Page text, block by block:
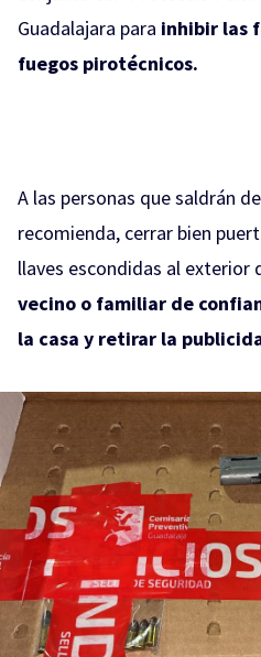
Guadalajara para inhibir las
fuegos pirotécnicos.
A las personas que saldrán
recomienda, cerrar bien
llaves escondidas al exterior
vecino o familiar de
la casa y retirar la